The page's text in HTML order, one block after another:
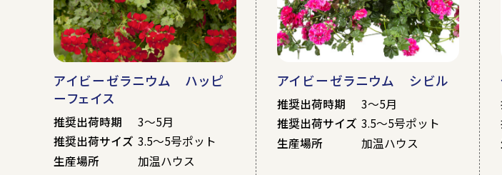
アイビーゼラニウム ハッピ
ーフェイス
推奨出荷時期
3～5月
推奨出荷サイズ 3.5～5号ポット
生産場所
加温ハウス
アイビーゼラニウム シビル
推奨出荷時期
3～5月
推奨出荷サイズ 3.5～5号ポット
生産場所
加温ハウス